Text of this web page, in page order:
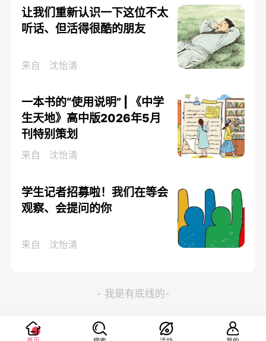
让我们重新认识一下这位不太
听话、但活得很酷的朋友
来自 沈怡清
一本书的“使用说明” | 《中学
生天地》高中版2026年5月
刊特别策划
来自 沈怡清
学生记者招募啦！我们在等会
观察、会提问的你
来自 沈怡清
- 我是有底线的-